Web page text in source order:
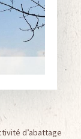
d’abattage